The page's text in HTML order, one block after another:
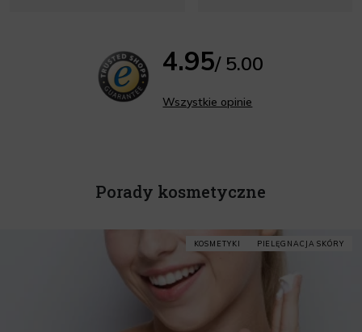
4.95/ 5.00
Wszystkie opinie
Porady kosmetyczne
KOSMETYKI PIELĘGNACJA SKÓRY